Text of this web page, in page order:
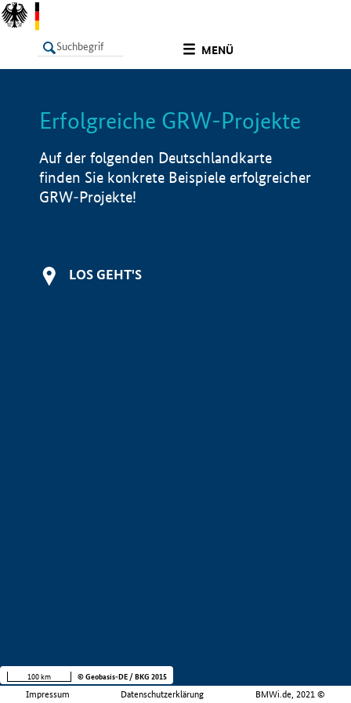
MENÜ
LISTE Info
Erfolgreiche GRW-Projekte
Auf der folgenden Deutschlandkarte
finden Sie konkrete Beispiele erfolgreicher
GRW-Projekte!
LOS GEHT'S
Impressum Datenschutzerklärung BMWi.de, 2021 ©
100 km © Geobasis-DE / BKG 2015